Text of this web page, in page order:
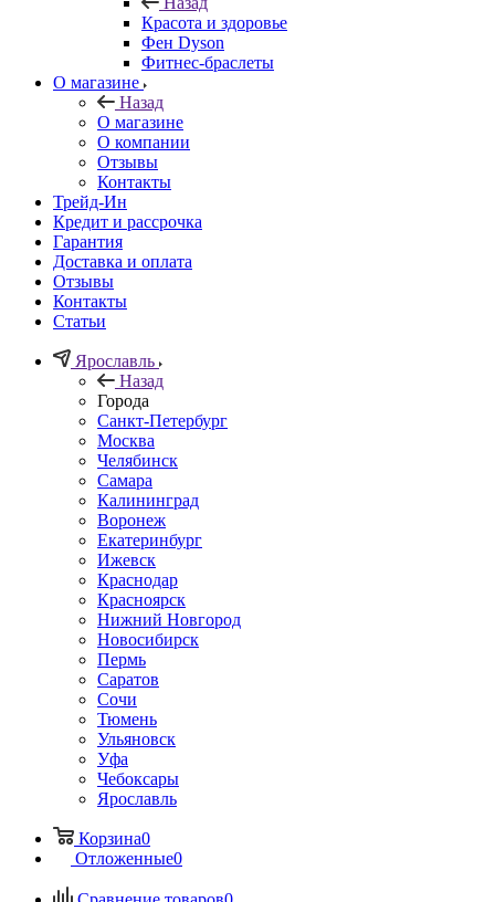
Красота и здоровье
Фен Dyson
Фитнес-браслеты
О магазине
Назад
О магазине
О компании
Отзывы
Контакты
Трейд-Ин
Кредит и рассрочка
Гарантия
Доставка и оплата
Отзывы
Контакты
Статьи
Ярославль
Назад
Города
Санкт-Петербург
Москва
Челябинск
Самара
Калининград
Воронеж
Екатеринбург
Ижевск
Краснодар
Красноярск
Нижний Новгород
Новосибирск
Пермь
Саратов
Сочи
Тюмень
Ульяновск
Уфа
Чебоксары
Ярославль
Корзина0
Отложенные0